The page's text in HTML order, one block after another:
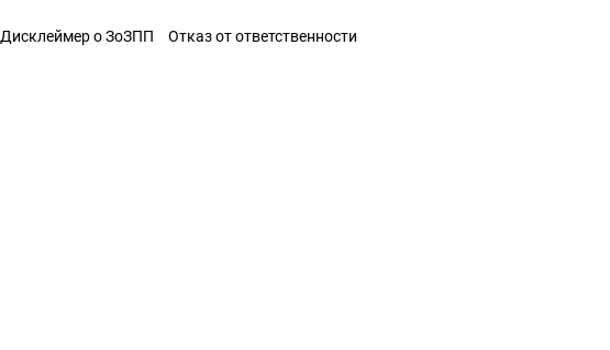
Дисклеймер о ЗоЗПП Отказ от ответственности